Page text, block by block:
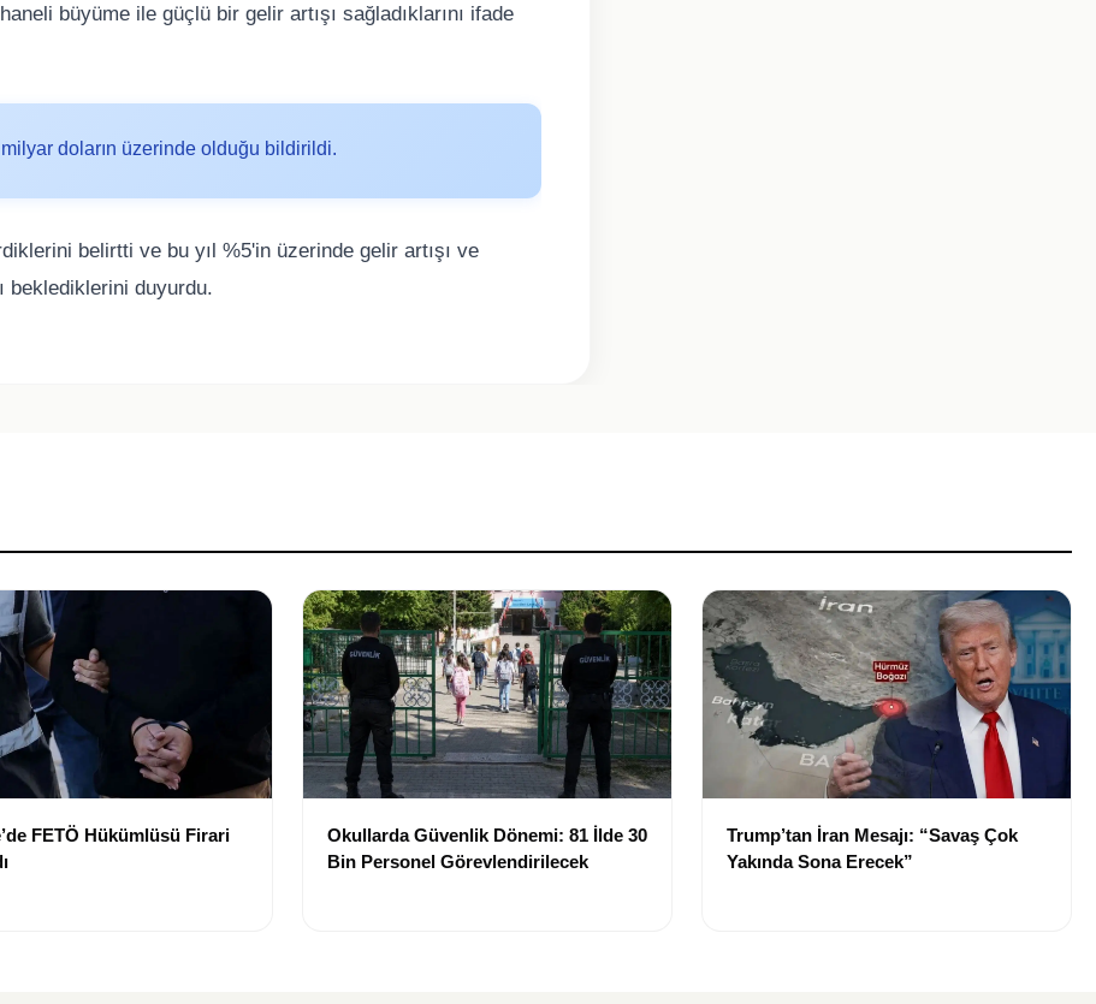
büyüme ile güçlü bir gelir artışı sağladıklarını ifade
doların üzerinde olduğu bildirildi.
belirtti ve bu yıl %5'in üzerinde gelir artışı ve
beklediklerini duyurdu.
FETÖ Hükümlüsü Firari
Okullarda Güvenlik Dönemi: 81 İlde 30
Bin Personel Görevlendirilecek
Trump’tan İran Mesajı: “Savaş Çok
Yakında Sona Erecek”